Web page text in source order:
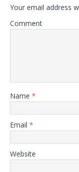
Your email address
Comment
Name *
Email *
Website